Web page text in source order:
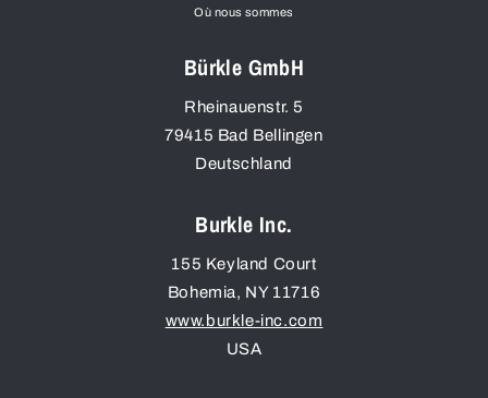
Où nous sommes
Bürkle GmbH
Rheinauenstr. 5
79415 Bad Bellingen
Deutschland
Burkle Inc.
155 Keyland Court
Bohemia, NY 11716
www.burkle-inc.com
USA